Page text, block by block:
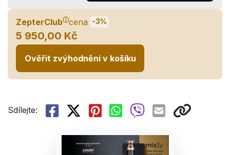
ZepterClubⓘcena -3%
5 950,00 Kč
Ověřit zvýhodnění v košíku
Sdílejte: